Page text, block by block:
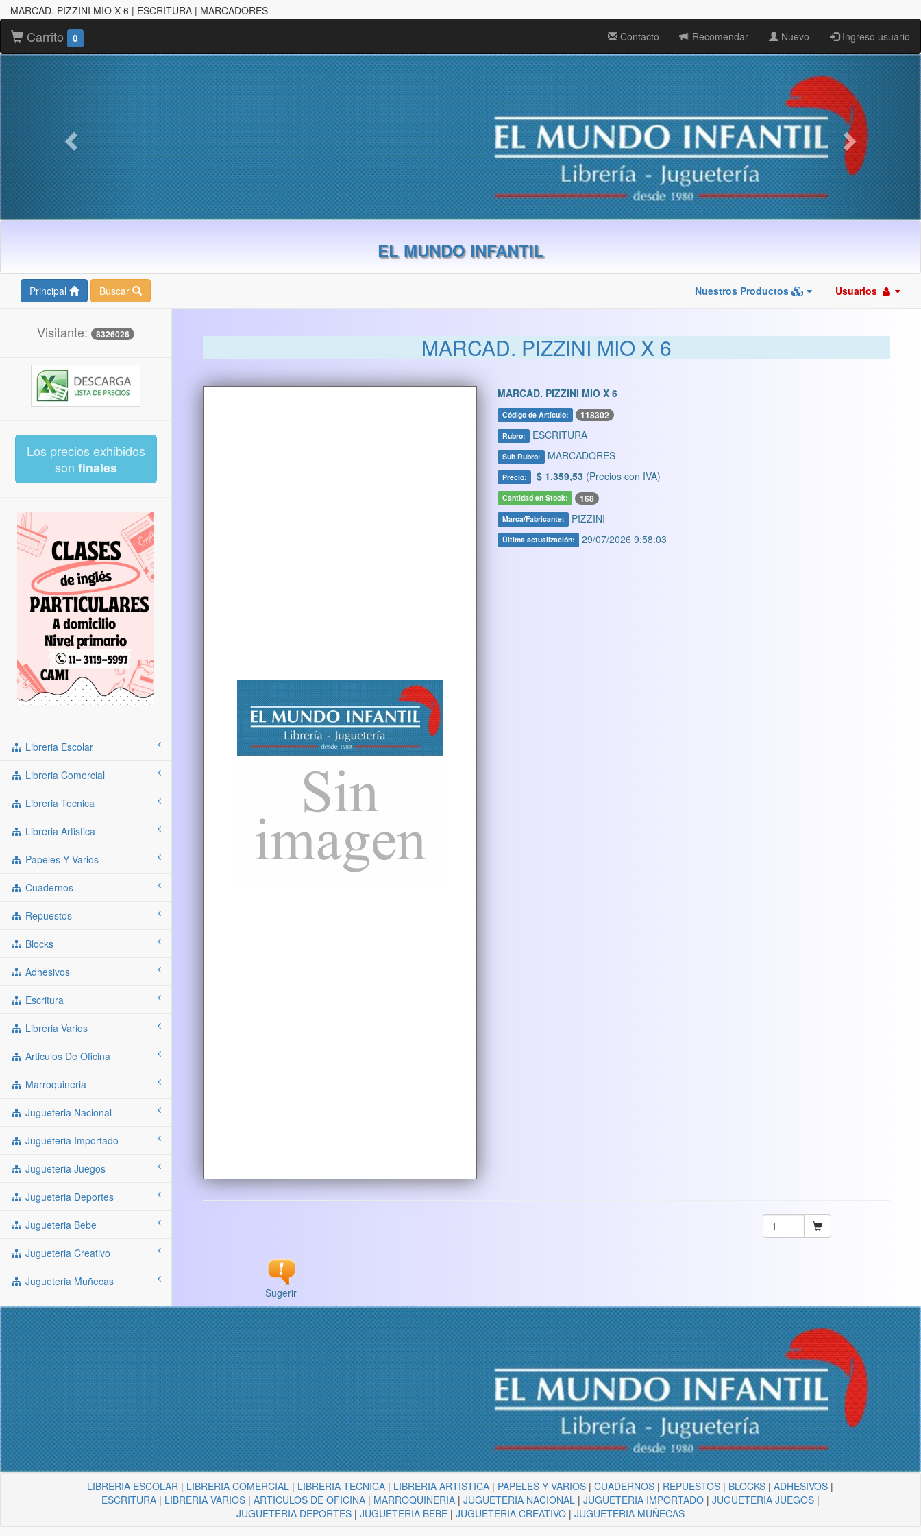
MARCAD. PIZZINI MIO X 6 | ESCRITURA | MARCADORES
Carrito 0 Contacto Recomendar Nuevo Ingreso usuario
EL MUNDO INFANTIL
Principal Buscar Nuestros Productos Usuarios
Visitante: 8326026
Los precios exhibidos
son finales
Libreria Escolar
Libreria Comercial
Libreria Tecnica
Libreria Artistica
Papeles Y Varios
Cuadernos
Repuestos
Blocks
Adhesivos
Escritura
Libreria Varios
Articulos De Oficina
Marroquineria
Jugueteria Nacional
Jugueteria Importado
Jugueteria Juegos
Jugueteria Deportes
Jugueteria Bebe
Jugueteria Creativo
Jugueteria Muñecas
MARCAD. PIZZINI MIO X 6
MARCAD. PIZZINI MIO X 6
Código de Artículo: 118302
Rubro: ESCRITURA
Sub Rubro: MARCADORES
Precio: $ 1.359,53 (Precios con IVA)
Cantidad en Stock: 168
Marca/Fabricante: PIZZINI
Última actualización: 29/07/2026 9:58:03
Sugerir
LIBRERIA ESCOLAR | LIBRERIA COMERCIAL | LIBRERIA TECNICA | LIBRERIA ARTISTICA | PAPELES Y VARIOS |CUADERNOS | REPUESTOS | BLOCKS |ADHESIVOS |
ESCRITURA| LIBRERIA VARIOS| ARTICULOS DE OFICINA| MARROQUINERIA| JUGUETERIA NACIONAL | JUGUETERIA IMPORTADO| JUGUETERIA JUEGOS|
JUGUETERIA DEPORTES| JUGUETERIA BEBE| JUGUETERIA CREATIVO| JUGUETERIA MUÑECAS